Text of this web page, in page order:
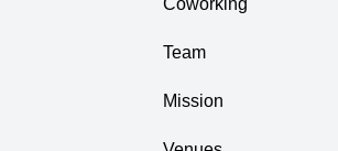
Team
Mission